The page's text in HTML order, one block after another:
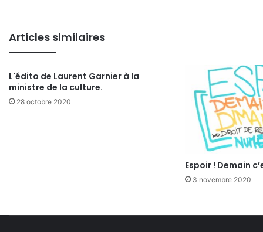
Articles similaires
L'édito de Laurent Garnier à la
ministre de la culture.
28 octobre 2020
Espoir ! Demain
3 novembre 2020